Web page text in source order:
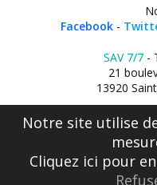
Facebook -
SAV 7/7-
21
13920
Notre site utilise
Cliquez ici pour